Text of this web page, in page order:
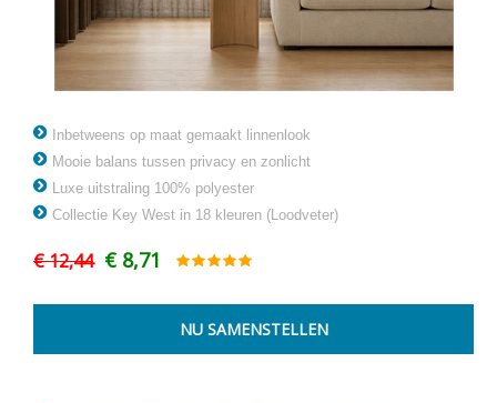
Inbetweens op maat gemaakt linnenlook
Mooie balans tussen privacy en zonlicht
Luxe uitstraling 100% polyester
Collectie Key West in 18 kleuren (Loodveter)
€ 12,44 € 8,71